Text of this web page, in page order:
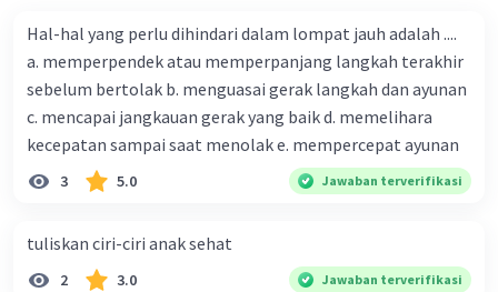
kemampuan kognitif.
Regulasi Proses Tubuh: Makanan juga berperan
dalam mengatur berbagai proses tubuh, seperti
regulasi gula darah, tekanan darah, dan
keseimbangan cairan.
Keseimbangan Hormon
: Nutrisi dalam
makanan berperan dalam produksi hormon yang
tubuh.
Kesejahteraan Mental
: Pola makan yang
Hal-hal yang perlu dihindari dalam lompat jauh adalah ....
a. memperpendek atau memperpanjang langkah terakhir
sebelum bertolak b. menguasai gerak langkah dan ayunan
c. mencapai jangkauan gerak yang baik d. memelihara
kecepatan sampai saat menolak e. mempercepat ayunan
3 5.0 Jawaban terverifikasi
tuliskan ciri-ciri anak sehat
2 3.0 Jawaban terverifikasi